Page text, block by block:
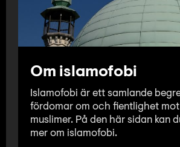
Om islamofobi
Islamofobi är ett samlande
fördomar om och fientlighet
muslimer. På den här sidan kan
mer om islamofobi.